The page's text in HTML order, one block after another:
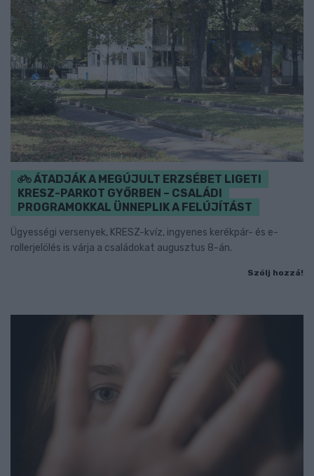
ÁTADJÁK A MEGÚJULT ERZSÉBET LIGETI
KRESZ-PARKOT GYŐRBEN – CSALÁDI
PROGRAMOKKAL ÜNNEPLIK A FELÚJÍTÁST
Ügyességi versenyek, KRESZ-kvíz, ingyenes kerékpár- és e-
rollerjelölés is várja a családokat augusztus 8-án.
Szólj hozzá!